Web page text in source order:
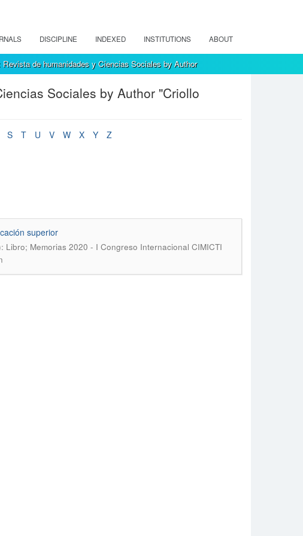
DISCIPLINE INDEXED INSTITUTIONS ABOUT
de humanidades y Ciencias Sociales by Author
Sociales by Author "Criollo
S T U V W X Y
Z
superior
Libro; Memorias 2020 - I Congreso Internacional CIMICTI